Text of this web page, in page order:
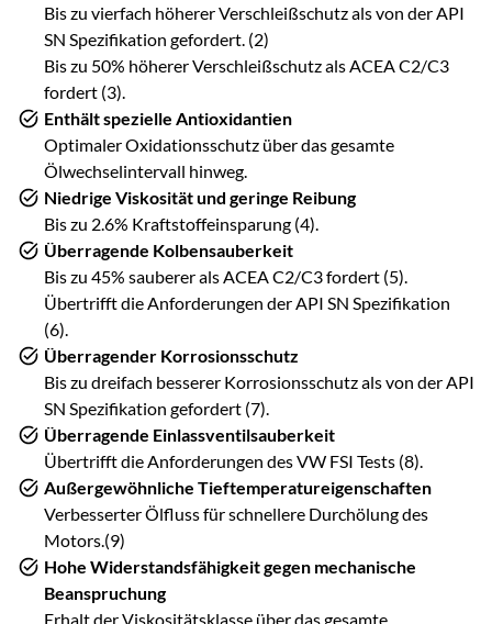
Bis zu vierfach höherer Verschleißschutz als von der API
SN Spezifikation gefordert. (2)
Bis zu 50% höherer Verschleißschutz als ACEA C2/C3
fordert (3).
Enthält spezielle Antioxidantien
Optimaler Oxidationsschutz über das gesamte
Ölwechselintervall hinweg.
Niedrige Viskosität und geringe Reibung
Bis zu 2.6% Kraftstoffeinsparung (4).
Überragende Kolbensauberkeit
Bis zu 45% sauberer als ACEA C2/C3 fordert (5).
Übertrifft die Anforderungen der API SN Spezifikation
(6).
Überragender Korrosionsschutz
Bis zu dreifach besserer Korrosionsschutz als von der API
SN Spezifikation gefordert (7).
Überragende Einlassventilsauberkeit
Übertrifft die Anforderungen des VW FSI Tests (8).
Außergewöhnliche Tieftemperatureigenschaften
Verbesserter Ölfluss für schnellere Durchölung des
Motors.(9)
Hohe Widerstandsfähigkeit gegen mechanische
Beanspruchung
Erhalt der Viskositätsklasse über das gesamte